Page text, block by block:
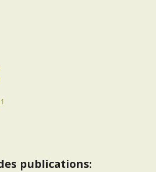
publications: